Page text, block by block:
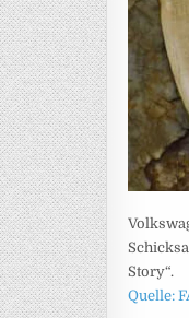
Story“.
Quelle: